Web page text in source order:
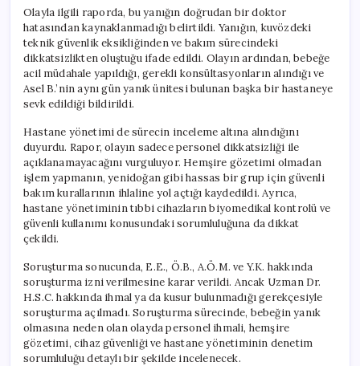
Olayla ilgili raporda, bu yanığın doğrudan bir doktor
hatasından kaynaklanmadığı belirtildi. Yanığın, kuvözdeki
teknik güvenlik eksikliğinden ve bakım sürecindeki
dikkatsizlikten oluştuğu ifade edildi. Olayın ardından, bebeğe
acil müdahale yapıldığı, gerekli konsültasyonların alındığı ve
Asel B.’nin aynı gün yanık ünitesi bulunan başka bir hastaneye
sevk edildiği bildirildi.
Hastane yönetimi de sürecin inceleme altına alındığını
duyurdu. Rapor, olayın sadece personel dikkatsizliği ile
açıklanamayacağını vurguluyor. Hemşire gözetimi olmadan
işlem yapmanın, yenidoğan gibi hassas bir grup için güvenli
bakım kurallarının ihlaline yol açtığı kaydedildi. Ayrıca,
hastane yönetiminin tıbbi cihazların biyomedikal kontrolü ve
güvenli kullanımı konusundaki sorumluluğuna da dikkat
çekildi.
Soruşturma sonucunda, E.E., Ö.B., A.Ö.M. ve Y.K. hakkında
soruşturma izni verilmesine karar verildi. Ancak Uzman Dr.
H.S.C. hakkında ihmal ya da kusur bulunmadığı gerekçesiyle
soruşturma açılmadı. Soruşturma sürecinde, bebeğin yanık
olmasına neden olan olayda personel ihmali, hemşire
gözetimi, cihaz güvenliği ve hastane yönetiminin denetim
sorumluluğu detaylı bir şekilde incelenecek.